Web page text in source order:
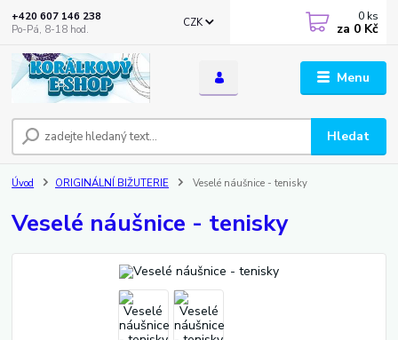
Menu
CZK
Hledat
+420 607 146 238
Po-Pá, 8-18 hod.
0 ks
za 0 Kč
Úvod ORIGINÁLNÍ BIŽUTERIE Veselé náušnice - tenisky
Veselé náušnice - tenisky